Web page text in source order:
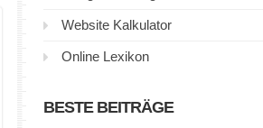
Website Kalkulator
Online Lexikon
BESTE BEITRÄGE